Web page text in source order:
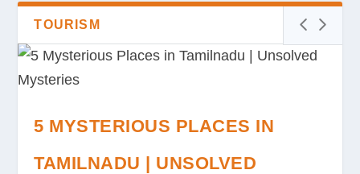
TOURISM
5 MYSTERIOUS PLACES IN
TAMILNADU | UNSOLVED